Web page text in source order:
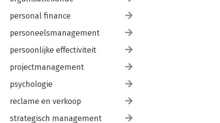
personal finance
personeelsmanagement
persoonlijke effectiviteit
projectmanagement
psychologie
reclame en verkoop
strategisch management